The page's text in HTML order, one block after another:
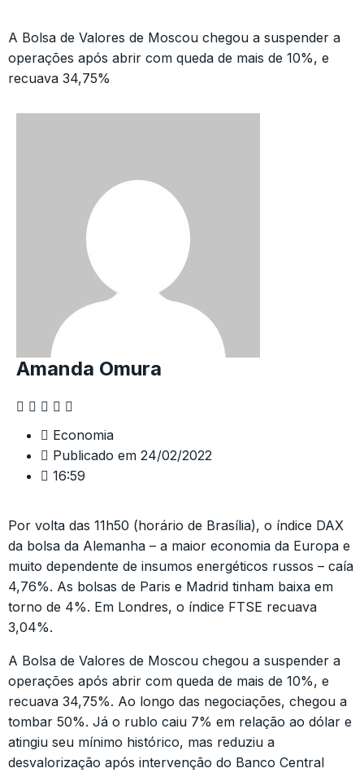
A Bolsa de Valores de Moscou chegou a suspender a
operações após abrir com queda de mais de 10%, e
recuava 34,75%
Amanda Omura
Economia
Publicado em 24/02/2022
16:59
Por volta das 11h50 (horário de Brasília), o índice DAX
da bolsa da Alemanha – a maior economia da Europa e
muito dependente de insumos energéticos russos – caía
4,76%. As bolsas de Paris e Madrid tinham baixa em
torno de 4%. Em Londres, o índice FTSE recuava
3,04%.
A Bolsa de Valores de Moscou chegou a suspender a
operações após abrir com queda de mais de 10%, e
recuava 34,75%. Ao longo das negociações, chegou a
tombar 50%. Já o rublo caiu 7% em relação ao dólar e
atingiu seu mínimo histórico, mas reduziu a
desvalorização após intervenção do Banco Central